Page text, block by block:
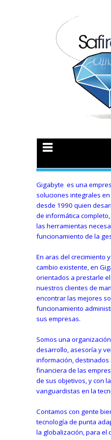
Gigabyte es una
soluciones integrales
desde 1990 quien
de informática
las herramientas
funcionamiento de la
En aras del crecimiento
cambio existente, en
orientados a prestarle
nuestros clientes de
encontrar las mejores
funcionamiento
sus empresas.
Somos una
desarrollo, asesoría y
información,
financiera de las
de sus objetivos, y con
vanguardistas en la
Contamos con gente
tecnología de punta
la globalización, para el